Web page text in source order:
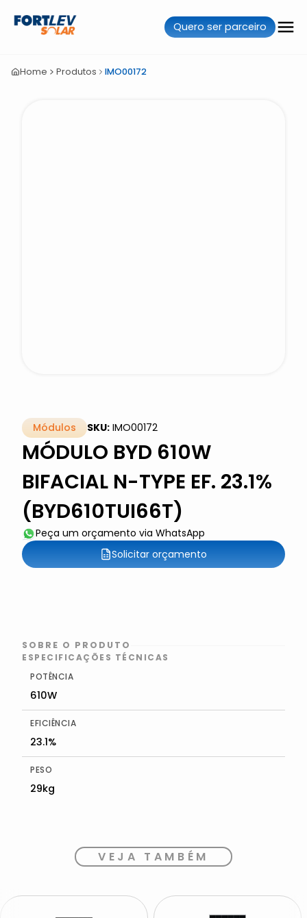
Quero ser parceiro
Home Produtos IMO00172
Módulos SKU: IMO00172
MÓDULO BYD 610W
BIFACIAL N-TYPE EF. 23.1%
(BYD610TUI66T)
Peça um orçamento via WhatsApp
Solicitar orçamento
SOBRE O PRODUTO
ESPECIFICAÇÕES TÉCNICAS
POTÊNCIA
610W
EFICIÊNCIA
23.1%
PESO
29kg
VEJA TAMBÉM